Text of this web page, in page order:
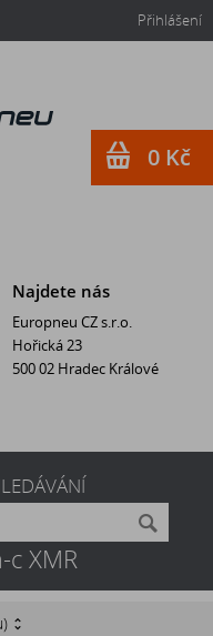
Přihlášení
Najdete nás
Europneu CZ s.r.o.
Hořická 23
500 02 Hradec Králové
0 Kč
XMR